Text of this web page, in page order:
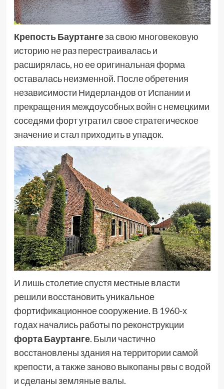
Крепость Бауртангеза свою многовековую
историю не раз перестраивалась и
расширялась, но ее оригинальная форма
оставалась неизменной. После обретения
независимости Нидерландов от Испании и
прекращения междоусобных войн с немецкими
соседями форт утратил свое стратегическое
значение и стал приходить в упадок.
И лишь столетие спустя местные власти
решили восстановить уникальное
фортификационное сооружение. В 1960-х
годах начались работы по реконструкции
форта Бауртанге. Были частично
восстановлены здания на территории самой
крепости, а также заново выкопаны рвы с водой
и сделаны земляные валы.